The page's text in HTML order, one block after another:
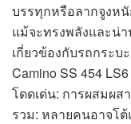
บรรทุกหรือลากจูงหนั
แม้จะทรงพลังและน่
เกี่ยวข้องกับรถกระบ
Camino SS 454
โดดเด่น: การผสมผ
รวม: หลายคนอาจโต้